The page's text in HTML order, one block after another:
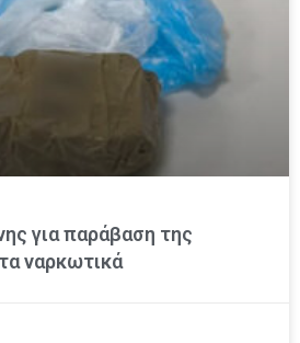
για παράβαση της
ναρκωτικά